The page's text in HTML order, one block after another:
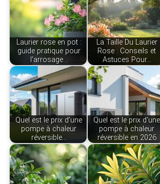
Laurier rose en pot :
guide pratique pour
l'arrosage…
La Taille Du Laurier
Rose : Conseils et
Astuces Pour…
Quel est le prix d'une
pompe à chaleur
réversible…
Quel est le prix d'une
pompe à chaleur
réversible en 2026